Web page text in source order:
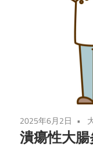
2025年6月2日
潰瘍性大腸